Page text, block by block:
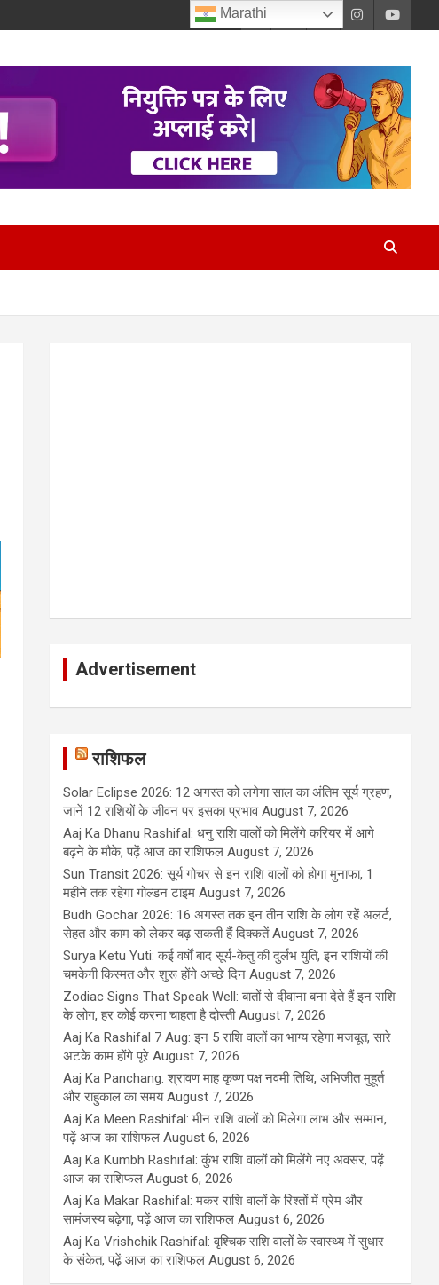
Advertisement
राशिफल
Solar Eclipse 2026: 12 अगस्त को लगेगा साल का अंतिम सूर्य ग्रहण,
जानें 12 राशियों के जीवन पर इसका प्रभाव August 7, 2026
Aaj Ka Dhanu Rashifal: धनु राशि वालों को मिलेंगे करियर में आगे
बढ़ने के मौके, पढ़ें आज का राशिफल August 7, 2026
Sun Transit 2026: सूर्य गोचर से इन राशि वालों को होगा मुनाफा, 1
महीने तक रहेगा गोल्डन टाइम August 7, 2026
Budh Gochar 2026: 16 अगस्त तक इन तीन राशि के लोग रहें अलर्ट,
सेहत और काम को लेकर बढ़ सकती हैं दिक्कतें August 7, 2026
Surya Ketu Yuti: कई वर्षों बाद सूर्य-केतु की दुर्लभ युति, इन राशियों की
चमकेगी किस्मत और शुरू होंगे अच्छे दिन August 7, 2026
Zodiac Signs That Speak Well: बातों से दीवाना बना देते हैं इन राशि
के लोग, हर कोई करना चाहता है दोस्ती August 7, 2026
Aaj Ka Rashifal 7 Aug: इन 5 राशि वालों का भाग्य रहेगा मजबूत, सारे
अटके काम होंगे पूरे August 7, 2026
Aaj Ka Panchang: श्रावण माह कृष्ण पक्ष नवमी तिथि, अभिजीत मुहूर्त
और राहुकाल का समय August 7, 2026
Aaj Ka Meen Rashifal: मीन राशि वालों को मिलेगा लाभ और सम्मान,
पढ़ें आज का राशिफल August 6, 2026
Aaj Ka Kumbh Rashifal: कुंभ राशि वालों को मिलेंगे नए अवसर, पढ़ें
आज का राशिफल August 6, 2026
Aaj Ka Makar Rashifal: मकर राशि वालों के रिश्तों में प्रेम और
सामंजस्य बढ़ेगा, पढ़ें आज का राशिफल August 6, 2026
Aaj Ka Vrishchik Rashifal: वृश्चिक राशि वालों के स्वास्थ्य में सुधार
के संकेत, पढ़ें आज का राशिफल August 6, 2026
Marathi